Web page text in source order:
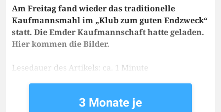
Am Freitag fand wieder das traditionelle
Kaufmannsmahl im „Klub zum guten Endzweck“
statt. Die Emder Kaufmannschaft hatte geladen.
Hier kommen die Bilder.
Lesedauer des Artikels: ca. 1 Minute
3 Monate je